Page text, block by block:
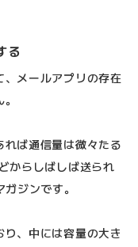
る
メールアプリの存在
ば通信量は微々たる
からしばしば送られ
ジンです。
、中には容量の大き